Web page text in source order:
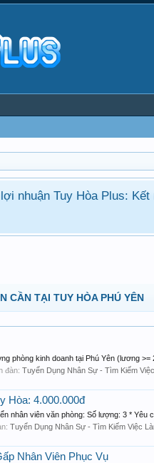
nhuận Tuy Hòa Plus:
CẦN TẠI TUY HÒA PHÚ YÊN
phòng kinh doanh tại Phú Yên (lương >=
đàn:Tuyển Dụng Nhân Sự - Tìm Kiếm
Hòa: 4.000.000đ
nhân viên văn phòng: Số lượng: 3 * Yêu
Tuyển Dụng Nhân Sự - Tìm Kiếm Việc
Nhân Viên Phục Vụ